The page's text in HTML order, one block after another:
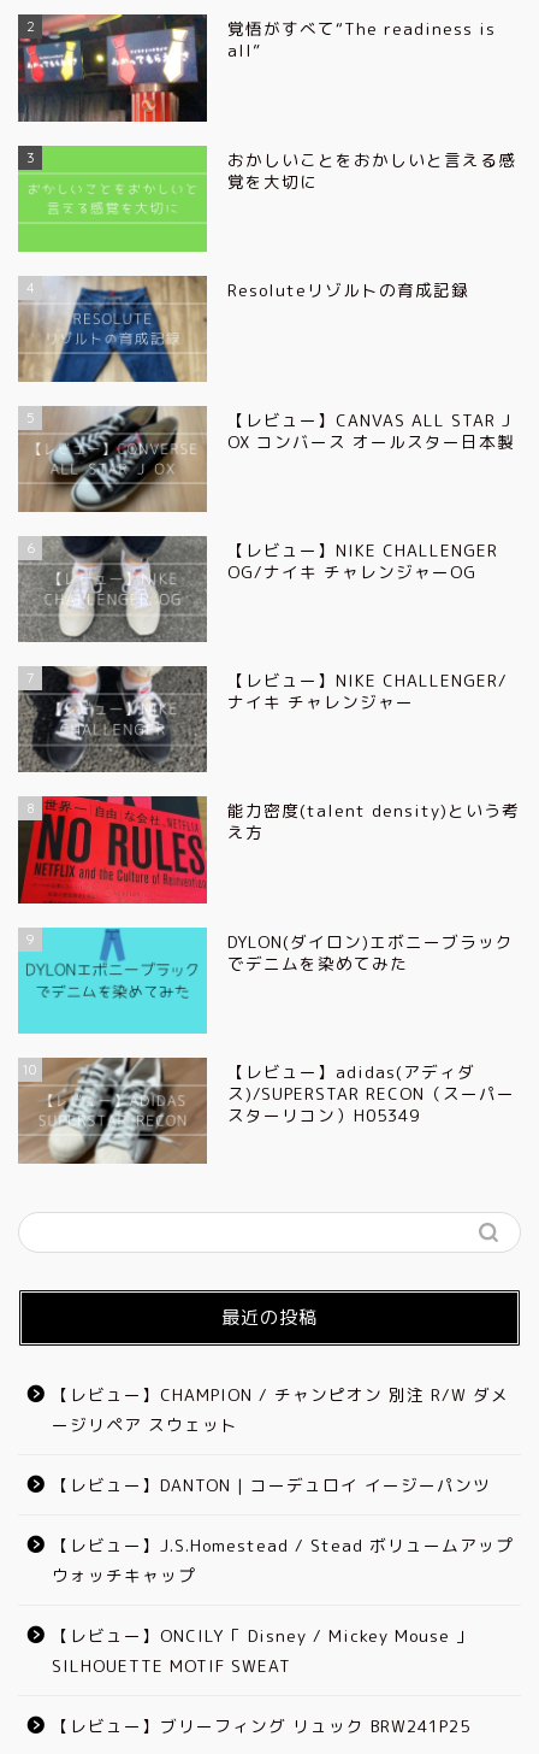
2
覚悟がすべて“The readiness is
all”
3
おかしいことをおかしいと言える感
覚を大切に
4 Resoluteリゾルトの育成記録
5
【レビュー】CANVAS ALL STAR J
OX コンバース オールスター日本製
6
【レビュー】NIKE CHALLENGER
OG/ナイキ チャレンジャーOG
7
【レビュー】NIKE CHALLENGER/
ナイキ チャレンジャー
8
能力密度(talent density)という考
え方
9
DYLON(ダイロン)エボニーブラック
でデニムを染めてみた
10
【レビュー】adidas(アディダ
ス)/SUPERSTAR RECON（スーパー
スターリコン）H05349
最近の投稿
【レビュー】CHAMPION / チャンピオン 別注 R/W ダメ
ージリペア スウェット
【レビュー】DANTON | コーデュロイ イージーパンツ
【レビュー】J.S.Homestead / Stead ボリュームアップ
ウォッチキャップ
【レビュー】ONCILY「 Disney / Mickey Mouse 」
SILHOUETTE MOTIF SWEAT
【レビュー】ブリーフィング リュック BRW241P25